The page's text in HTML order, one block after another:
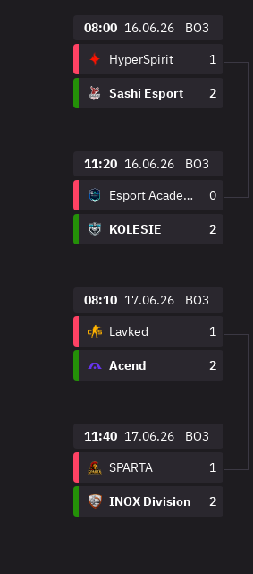
08:00 16.06.26
BO3
HyperSpirit
1
Sashi Esport 2
11:20 16.06.26
BO3
Esport Academy Copenhagen
0
KOLESIE 2
08:10 17.06.26
BO3
Lavked
1
Acend 2
11:40 17.06.26
BO3
SPARTA
1
INOX Division 2